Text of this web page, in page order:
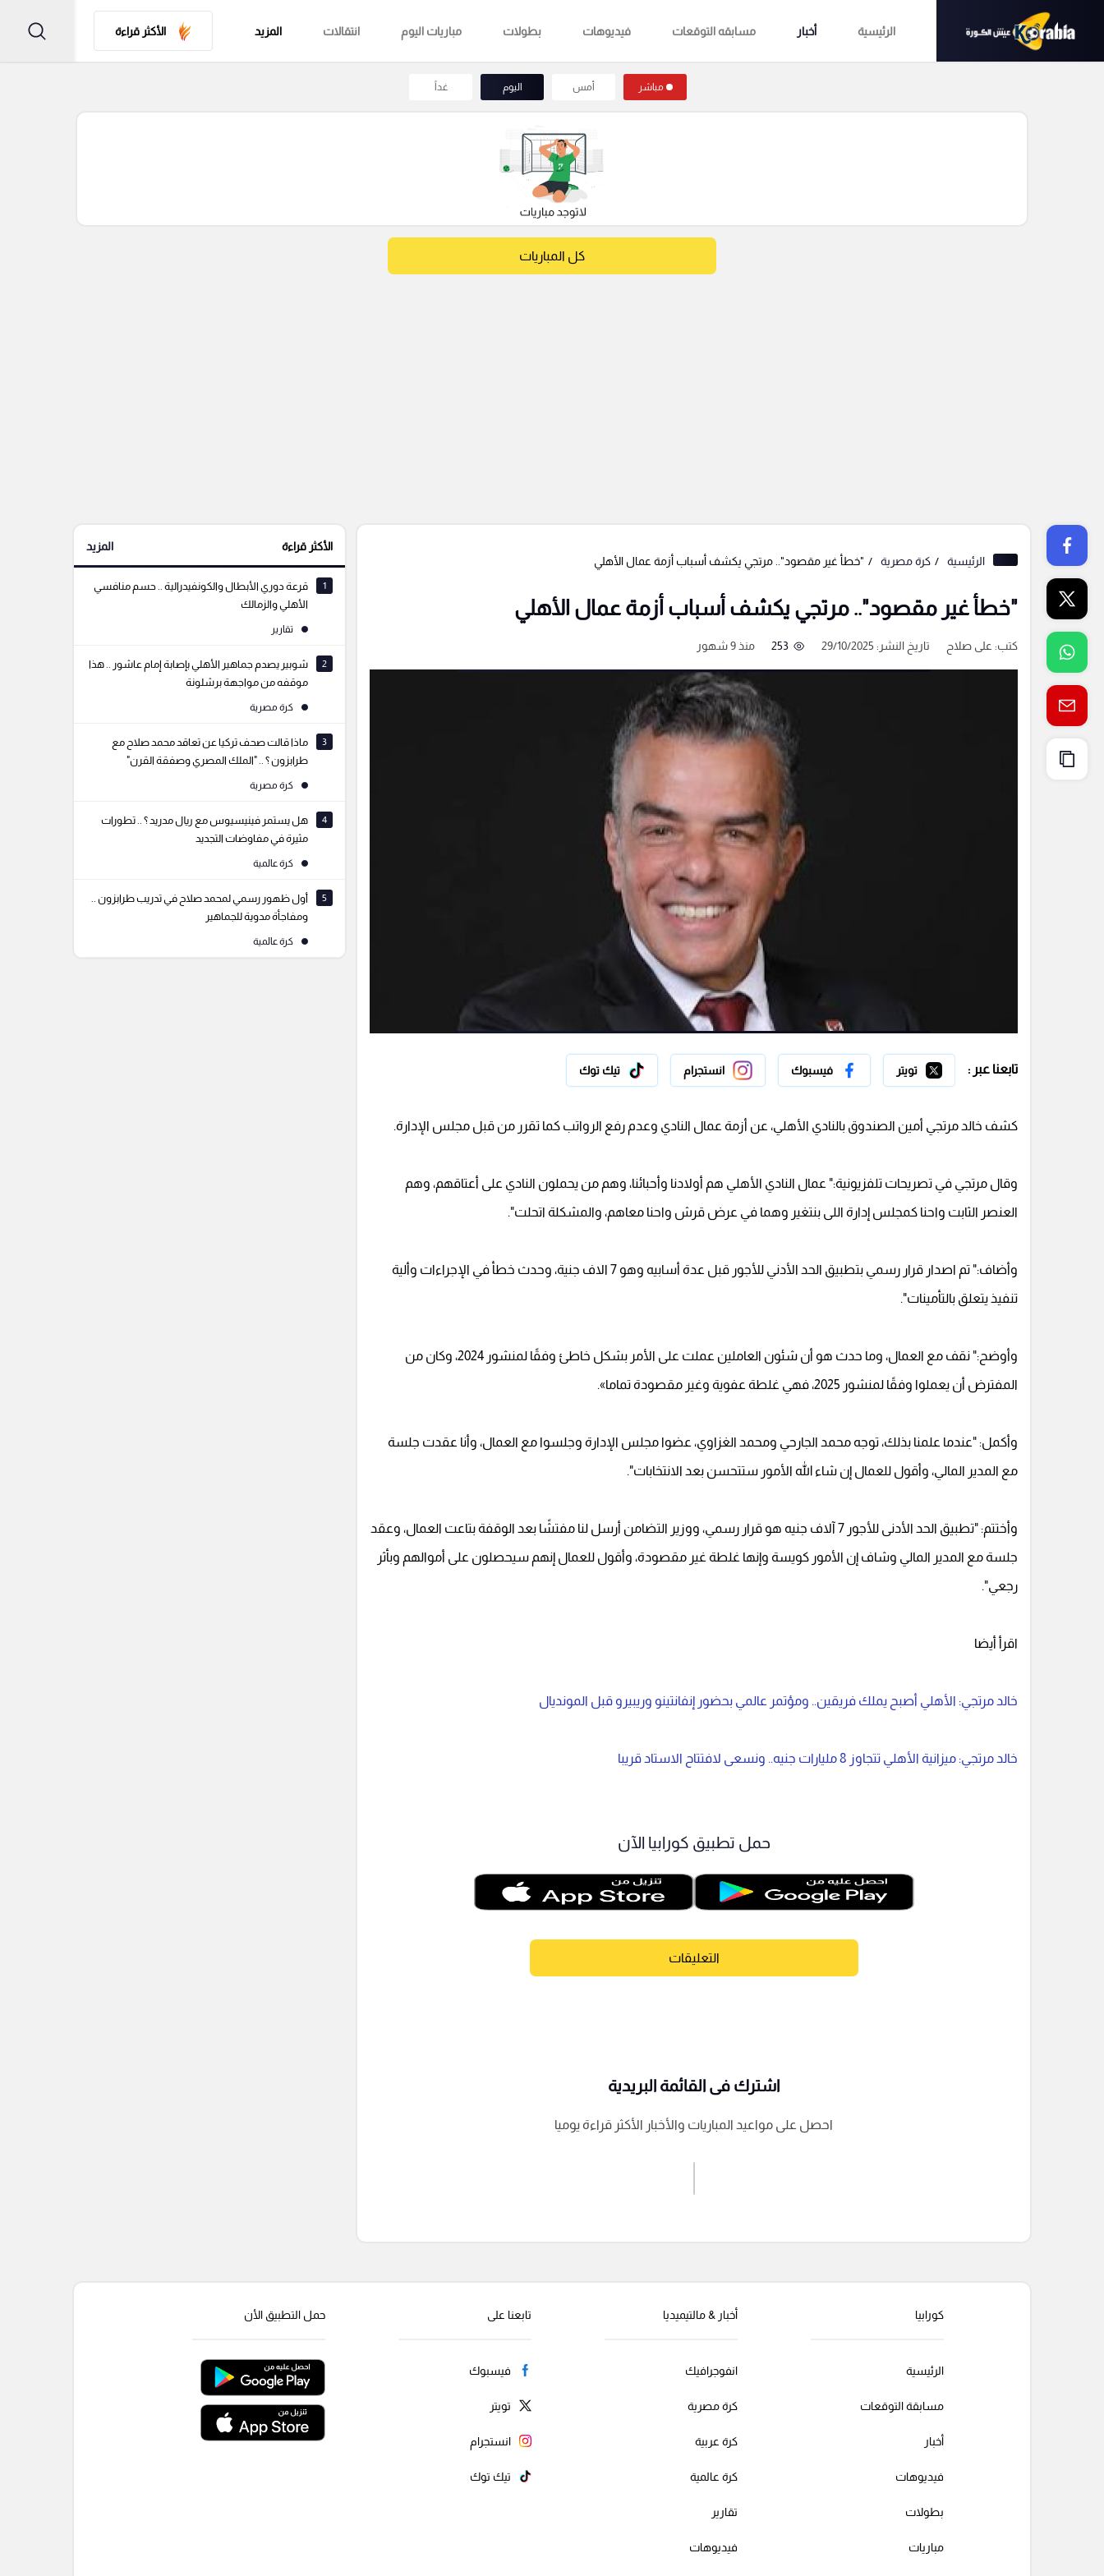
الرئيسية أخبار مسابقه التوقعات فيديوهات بطولات مباريات اليوم انتقالات المزيد الأكثر قراءة
مباشر أمس اليوم غداً
كل المباريات
الرئيسية كرة مصرية "خطأ غير مقصود".. مرتجي يكشف أسباب أزمة عمال الأهلي
"خطأ غير مقصود".. مرتجي يكشف أسباب أزمة عمال الأهلي
كتب: على صلاح تاريخ النشر: 29/10/2025 253 منذ 9 شهور
تابعنا عبر : تويتر فيسبوك انستجرام تيك توك
كشف خالد مرتجي أمين الصندوق بالنادي الأهلي، عن أزمة عمال النادي وعدم رفع الرواتب كما تقرر من قبل مجلس الإدارة.
وقال مرتجي في تصريحات تلفزيونية:" عمال النادي الأهلي هم أولادنا وأحبائنا، وهم من يحملون النادي على أعتاقهم، وهم
العنصر الثابت واحنا كمجلس إدارة اللى بنتغير وهما في عرض قرش واحنا معاهم، والمشكلة اتحلت".
وأضاف:" تم اصدار قرار رسمي بتطبيق الحد الأدني للأجور قبل عدة أسابيه وهو 7 الاف جنية، وحدث خطأ في الإجراءات وألية
تنفيذ يتعلق بالتأمينات".
وأوضح:" نقف مع العمال، وما حدث هو أن شئون العاملين عملت على الأمر بشكل خاطئ وفقًا لمنشور 2024، وكان من
المفترض أن يعملوا وفقًا لمنشور 2025، فهي غلطة عفوية وغير مقصودة تماما».
وأكمل: "عندما علمنا بذلك، توجه محمد الجارحي ومحمد الغزاوي، عضوا مجلس الإدارة وجلسوا مع العمال، وأنا عقدت جلسة
مع المدير المالي، وأقول للعمال إن شاء الله الأمور ستتحسن بعد الانتخابات".
وأختتم: "تطبيق الحد الأدنى للأجور 7 آلاف جنيه هو قرار رسمي، ووزير التضامن أرسل لنا مفتشًا بعد الوقفة بتاعت العمال، وعقد
جلسة مع المدير المالي وشاف إن الأمور كويسة وإنها غلطة غير مقصودة، وأقول للعمال إنهم سيحصلون على أموالهم وبأثر
رجعي".
اقرأ أيضا
خالد مرتجي: الأهلي أصبح يملك فريقين.. ومؤتمر عالمي بحضور إنفانتينو وريبيرو قبل المونديال
خالد مرتجي: ميزانية الأهلي تتجاوز 8 مليارات جنيه.. ونسعى لافتتاح الاستاد قريبا
حمل تطبيق كورابيا الآن
التعليقات
إرسال تعليق
اشترك فى القائمة البريدية
احصل على مواعيد المباريات والأخبار الأكثر قراءة يوميا
الأكثر قراءة المزيد
1
قرعة دوري الأبطال والكونفيدرالية .. حسم منافسي
الأهلي والزمالك
تقارير
2
شوبير يصدم جماهير الأهلي بإصابة إمام عاشور .. هذا
موقفه من مواجهة برشلونة
كرة مصرية
3
ماذا قالت صحف تركيا عن تعاقد محمد صلاح مع
طرابزون ؟ .. "الملك المصري وصفقة القرن"
كرة مصرية
4
هل يستمر فينيسيوس مع ريال مدريد ؟ .. تطورات
مثيرة في مفاوضات التجديد
كرة عالمية
5
أول ظهور رسمي لمحمد صلاح في تدريب طرابزون ..
ومفاجأة مدوية للجماهير
كرة عالمية
كورابيا
الرئيسية
مسابقة التوقعات
أخبار
فيديوهات
بطولات
مباريات
أخبار & مالتيميديا
انفوجرافيك
كرة مصرية
كرة عربية
كرة عالمية
تقارير
فيديوهات
تابعنا على
فيسبوك
تويتر
انستجرام
تيك توك
حمل التطبيق الأن